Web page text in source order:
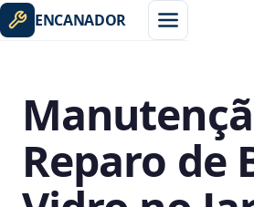
ENCANADOR
Reparo de